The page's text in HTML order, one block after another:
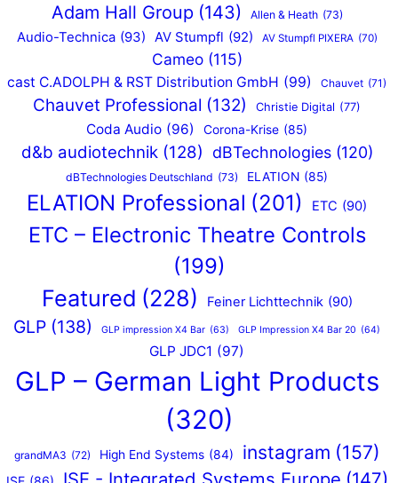
Adam Hall Group (143) Allen & Heath (73)
Audio-Technica (93) AV Stumpfl (92) AV Stumpfl PIXERA (70)
Cameo (115)
cast C.ADOLPH & RST Distribution GmbH (99) Chauvet (71)
Chauvet Professional (132) Christie Digital (77)
Coda Audio (96) Corona-Krise (85)
d&b audiotechnik (128) dBTechnologies (120)
dBTechnologies Deutschland (73) ELATION (85)
ELATION Professional (201) ETC (90)
ETC – Electronic Theatre Controls
(199)
Featured (228) Feiner Lichttechnik (90)
GLP (138) GLP impression X4 Bar (63) GLP Impression X4 Bar 20 (64)
GLP JDC1 (97)
GLP – German Light Products
(320)
grandMA3 (72) High End Systems (84) instagram (157)
ISE - Integrated Systems Europe (147)